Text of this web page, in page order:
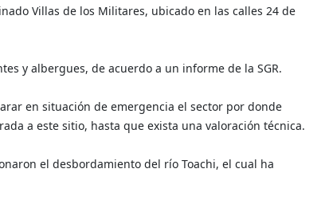
Villas de los Militares, ubicado en las calles 24 de
y albergues, de acuerdo a un informe de la SGR.
en situación de emergencia el sector por donde
a este sitio, hasta que exista una valoración técnica.
el desbordamiento del río Toachi, el cual ha